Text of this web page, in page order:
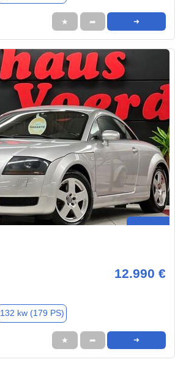
★ ➦ ➜
12.990 €
132 kw (179 PS)
★ ➦ ➜